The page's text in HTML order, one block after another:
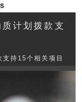
计划拨款支
持15个相关项目